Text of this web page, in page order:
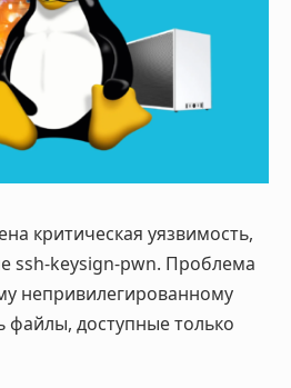
критическая уязвимость,
ssh-keysign-pwn. Проблема
непривилегированному
файлы, доступные только